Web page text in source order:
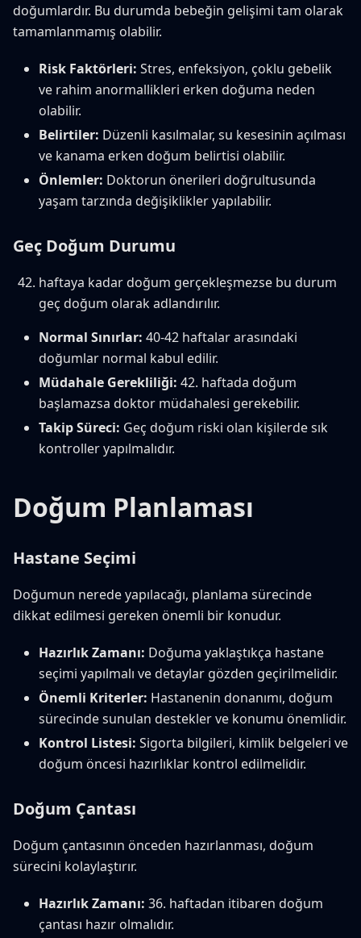
doğumlardır. Bu durumda bebeğin gelişimi tam olarak
tamamlanmamış olabilir.
Risk Faktörleri: Stres, enfeksiyon, çoklu gebelik
ve rahim anormallikleri erken doğuma neden
olabilir.
Belirtiler: Düzenli kasılmalar, su kesesinin açılması
ve kanama erken doğum belirtisi olabilir.
Önlemler: Doktorun önerileri doğrultusunda
yaşam tarzında değişiklikler yapılabilir.
Geç Doğum Durumu
haftaya kadar doğum gerçekleşmezse bu durum
geç doğum olarak adlandırılır.
Normal Sınırlar: 40-42 haftalar arasındaki
doğumlar normal kabul edilir.
Müdahale Gerekliliği: 42. haftada doğum
başlamazsa doktor müdahalesi gerekebilir.
Takip Süreci: Geç doğum riski olan kişilerde sık
kontroller yapılmalıdır.
Doğum Planlaması
Hastane Seçimi
Doğumun nerede yapılacağı, planlama sürecinde
dikkat edilmesi gereken önemli bir konudur.
Hazırlık Zamanı: Doğuma yaklaştıkça hastane
seçimi yapılmalı ve detaylar gözden geçirilmelidir.
Önemli Kriterler: Hastanenin donanımı, doğum
sürecinde sunulan destekler ve konumu önemlidir.
Kontrol Listesi: Sigorta bilgileri, kimlik belgeleri ve
doğum öncesi hazırlıklar kontrol edilmelidir.
Doğum Çantası
Doğum çantasının önceden hazırlanması, doğum
sürecini kolaylaştırır.
Hazırlık Zamanı: 36. haftadan itibaren doğum
çantası hazır olmalıdır.